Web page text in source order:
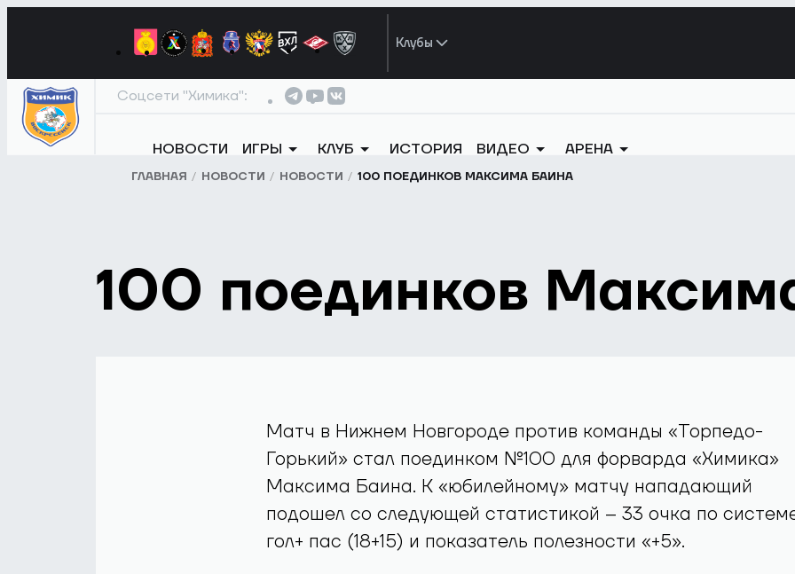
Клубы
Соцсети "Химика":
НОВОСТИ ИГРЫ КЛУБ ИСТОРИЯ ВИДЕО АРЕНА
ГЛАВНАЯ НОВОСТИ НОВОСТИ 100 ПОЕДИНКОВ МАКСИМА БАИНА
100 поединков
Матч в Нижнем Новгороде против команды «Торпедо-
Горький» стал поединком №100 для форварда «Химика»
Максима Баина. К «юбилейному» матчу нападающий
подошел со следующей статистикой – 33 очка по
гол+ пас (18+15) и показатель полезности «+5».